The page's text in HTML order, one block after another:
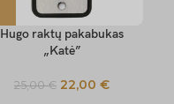
Hugo raktų pakabukas
„Katė”
25,00€ 22,00 €